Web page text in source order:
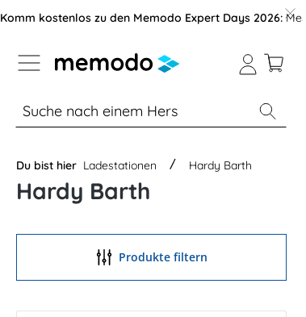
der B2B-Plattform springen
Komm kostenlos zu den Memodo Expert Days 2026:
% Sale Module Wechselrichter
Du bist hier Ladestationen Hardy Barth
Hardy Barth
Produkte filtern